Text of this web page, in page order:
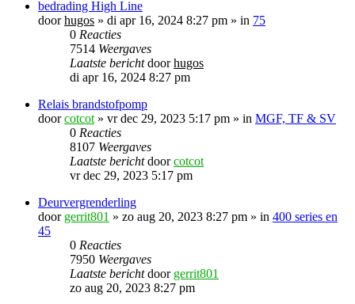
bedrading High Line
doorhugos » di apr 16, 2024 8:27 pm » in 75
0 Reacties
7514 Weergaves
Laatste berichtdoorhugos
di apr 16, 2024 8:27 pm
Relais brandstofpomp
doorcotcot » vr dec 29, 2023 5:17 pm » in MGF, TF & SV
0 Reacties
8107 Weergaves
Laatste berichtdoorcotcot
vr dec 29, 2023 5:17 pm
Deurvergrenderling
door gerrit801 » zo aug 20, 2023 8:27 pm » in 400 series en
45
0 Reacties
7950 Weergaves
Laatste berichtdoor gerrit801
zo aug 20, 2023 8:27 pm